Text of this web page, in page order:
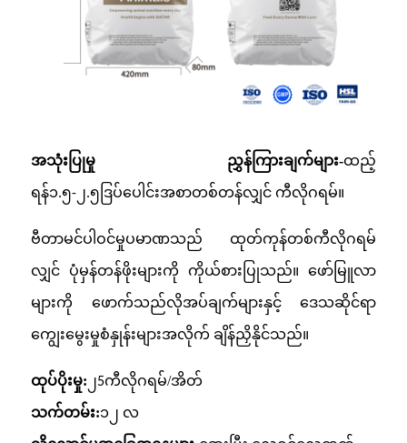
အသုံးပြုမှု ညွှန်ကြားချက်များ-ထည့်
ရန်၁.၅-၂.၅ ဒြပ်ပေါင်းအစာတစ်တန်လျှင် ကီလိုဂရမ်။
ဗီတာမင်ပါဝင်မှုပမာဏသည် ထုတ်ကုန်တစ်ကီလိုဂရမ်
လျှင် ပုံမှန်တန်ဖိုးများကို ကိုယ်စားပြုသည်။ ဖော်မြူလာ
များကို ဖောက်သည်လိုအပ်ချက်များနှင့် ဒေသဆိုင်ရာ
ကျွေးမွေးမှုစံနှုန်းများအလိုက် ချိန်ညှိနိုင်သည်။
ထုပ်ပိုးမှု: ၂5ကီလိုဂရမ်/အိတ်
သက်တမ်း:၁၂ လ